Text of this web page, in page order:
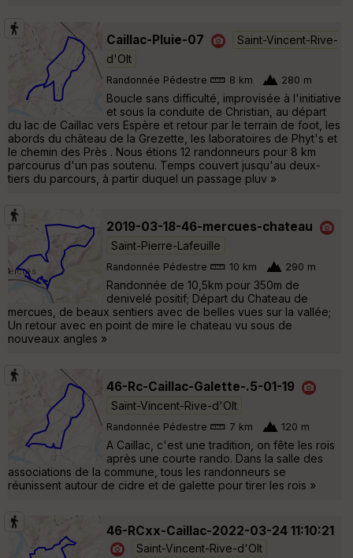
Caillac-Pluie-07
Saint-Vincent-Rive-
d'Olt
Randonnée Pédestre 8 km 280 m
Boucle sans difficulté, improvisée à l'initiative
et sous la conduite de Christian, au départ
du lac de Caillac vers Espère et retour par le terrain de foot, les
abords du château de la Grezette, les laboratoires de Phyt's et
le chemin des Près . Nous étions 12 randonneurs pour 8 km
parcourus d'un pas soutenu. Temps couvert jusqu'au deux-
tiers du parcours, à partir duquel un passage pluv »
2019-03-18-46-mercues-chateau
Saint-Pierre-Lafeuille
Randonnée Pédestre 10 km 290 m
Randonnée de 10,5km pour 350m de
denivelé positif; Départ du Chateau de
mercues, de beaux sentiers avec de belles vues sur la vallée;
Un retour avec en point de mire le chateau vu sous de
nouveaux angles »
46-Rc-Caillac-Galette-.5-01-19
Saint-Vincent-Rive-d'Olt
Randonnée Pédestre 7 km 120 m
A Caillac, c'est une tradition, on fête les rois
après une courte rando. Dans la salle des
associations de la commune, tous les randonneurs se
réunissent autour de cidre et de galette pour tirer les rois »
46-RCxx-Caillac-2022-03-24 11:10:21
Saint-Vincent-Rive-d'Olt